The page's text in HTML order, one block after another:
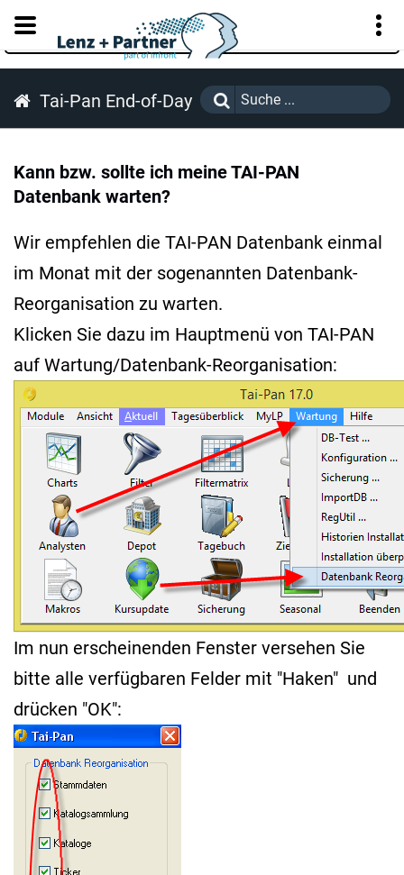
KUNDENPORTAL
Tai-Pan End-of-Day
Kann bzw. sollte ich meine TAI-PAN
Datenbank warten?
Wir empfehlen die TAI-PAN Datenbank einmal
im Monat mit der sogenannten Datenbank-
Reorganisation zu warten.
Klicken Sie dazu im Hauptmenü von TAI-PAN
auf Wartung/Datenbank-Reorganisation:
Im nun erscheinenden Fenster versehen Sie
bitte alle verfügbaren Felder mit "Haken" und
drücken "OK":